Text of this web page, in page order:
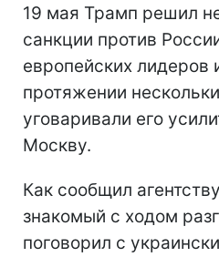
19 мая Трамп решил
санкции против
европейских лидеров
протяжении
уговаривали его
Москву.
Как сообщил
знакомый с ходом
поговорил с